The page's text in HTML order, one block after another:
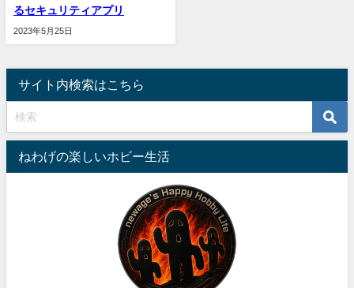
るセキュリティアプリ
2023年5月25日
サイト内検索はこちら
ねわげの楽しいホビー生活